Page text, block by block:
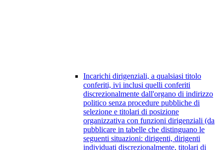
Incarichi dirigenziali, a qualsiasi titolo
conferiti, ivi inclusi quelli conferiti
discrezionalmente dall'organo di indirizzo
politico senza procedure pubbliche di
selezione e titolari di posizione
organizzativa con funzioni dirigenziali (da
pubblicare in tabelle che distinguano le
seguenti situazioni: dirigenti, dirigenti
individuati discrezionalmente, titolari di